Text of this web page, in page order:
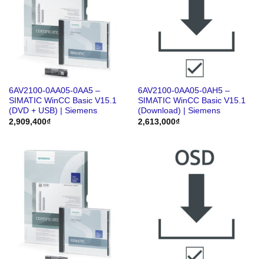
6AV2100-0AA05-0AA5 –
SIMATIC WinCC Basic V15.1
(DVD + USB) | Siemens
2,909,400₫
6AV2100-0AA05-0AH5 –
SIMATIC WinCC Basic V15.1
(Download) | Siemens
2,613,000₫